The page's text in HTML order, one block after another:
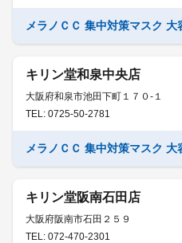
メラノＣＣ 集中対策マスク 大
キリン堂和泉中央店
大阪府和泉市池田下町１７０-１
TEL: 0725-50-2781
メラノＣＣ 集中対策マスク 大
キリン堂阪南石田店
大阪府阪南市石田２５９
TEL: 072-470-2301